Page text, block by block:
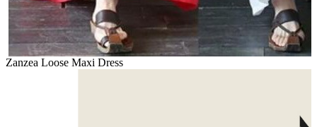
Zanzea Loose Maxi Dress